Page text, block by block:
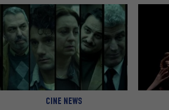
CINE NEWS